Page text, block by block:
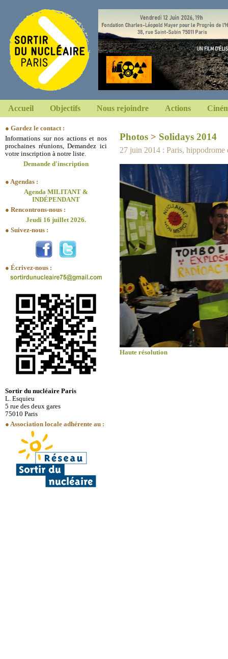
Accueil Objectifs Nous rejoindre Actions
● Gardez le contact :
Informations sur nos actions et nos
prochaines réunions, Demandez ici
votre inscription à notre liste.
Demande d'inscription
● Agendas :
Agenda MILITANT &
INDÉPENDANT
● Rencontrons-nous :
Jeudi 16 juillet 2026.
● Suivez-nous :
● Écrivez-nous :
Sortir du nucléaire Paris
L. Esquieu
5 rue des deux gares
75010 Paris
● Association locale adhérente au :
Photos > Solidays 2014
27 juin 2014 : Paris, hippodrome
Haute résolution